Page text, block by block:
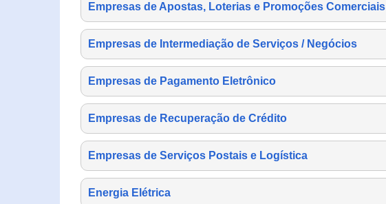
Empresas de Apostas, Loterias e Promoções Comerciais
Empresas de Intermediação de Serviços / Negócios
Empresas de Pagamento Eletrônico
Empresas de Recuperação de Crédito
Empresas de Serviços Postais e Logística
Energia Elétrica